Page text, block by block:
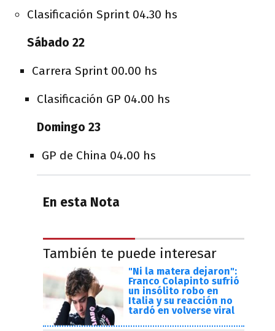
Clasificación Sprint 04.30 hs
Sábado 22
Carrera Sprint 00.00 hs
Clasificación GP 04.00 hs
Domingo 23
GP de China 04.00 hs
En esta Nota
También te puede interesar
"Ni la matera dejaron":
Franco Colapinto sufrió
un insólito robo en
Italia y su reacción no
tardó en volverse viral